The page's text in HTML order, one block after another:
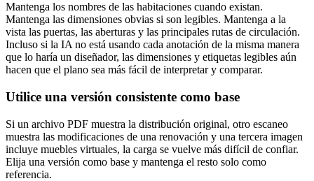
Mantenga los nombres de las habitaciones cuando existan.
Mantenga las dimensiones obvias si son legibles. Mantenga a la
vista las puertas, las aberturas y las principales rutas de circulación.
Incluso si la IA no está usando cada anotación de la misma manera
que lo haría un diseñador, las dimensiones y etiquetas legibles aún
hacen que el plano sea más fácil de interpretar y comparar.
Utilice una versión consistente como base
Si un archivo PDF muestra la distribución original, otro escaneo
muestra las modificaciones de una renovación y una tercera imagen
incluye muebles virtuales, la carga se vuelve más difícil de confiar.
Elija una versión como base y mantenga el resto solo como
referencia.